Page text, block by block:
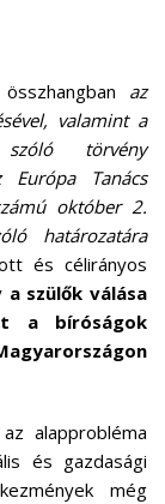
az
valamint a
törvény
Európa Tanács
október 2.
határozatára
és célirányos
a szülők válása
a bíróságok
alapprobléma
és gazdasági
még